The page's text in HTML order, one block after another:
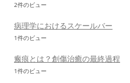
2件のビュー
病理学におけるスケールバー
1件のビュー
瘢痕とは？創傷治癒の最終過程
1件のビュー